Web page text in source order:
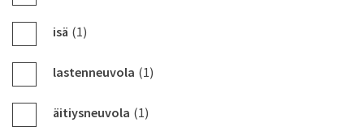
isä (1)
lastenneuvola (1)
äitiysneuvola (1)